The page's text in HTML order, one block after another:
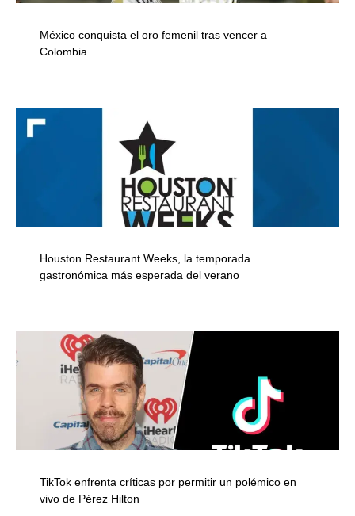
México conquista el oro femenil tras vencer a
Colombia
Houston Restaurant Weeks, la temporada
gastronómica más esperada del verano
TikTok enfrenta críticas por permitir un polémico en
vivo de Pérez Hilton